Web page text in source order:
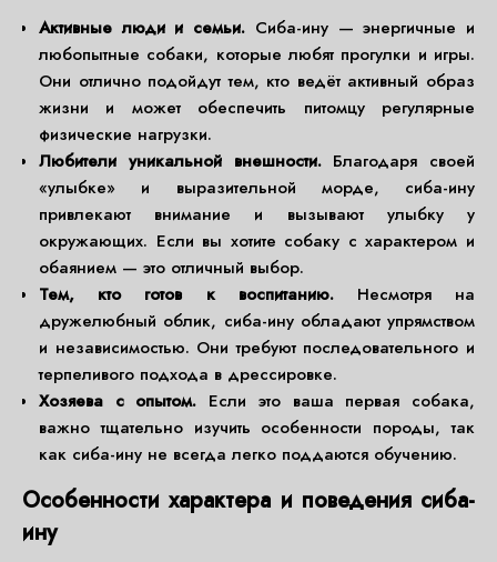
Активные люди и семьи. Сиба-ину — энергичные и
любопытные собаки, которые любят прогулки и игры.
Они отлично подойдут тем, кто ведёт активный образ
жизни и может обеспечить питомцу регулярные
физические нагрузки.
Любители уникальной внешности.Благодаря своей
«улыбке» и выразительной морде, сиба-ину
привлекают внимание и вызывают улыбку у
окружающих. Если вы хотите собаку с характером и
обаянием — это отличный выбор.
Тем, кто готов к воспитанию.Несмотря на
дружелюбный облик, сиба-ину обладают упрямством
и независимостью. Они требуют последовательного и
терпеливого подхода в дрессировке.
Хозяева с опытом. Если это ваша первая собака,
важно тщательно изучить особенности породы, так
как сиба-ину не всегда легко поддаются обучению.
Особенности характера и поведения сиба-
ину